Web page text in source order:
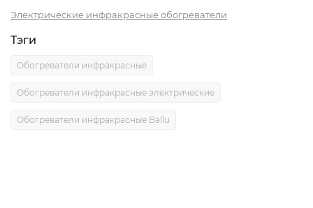
Электрические инфракрасные обогреватели
Тэги
Обогреватели инфракрасные
Обогреватели инфракрасные электрические
Обогреватели инфракрасные Ballu